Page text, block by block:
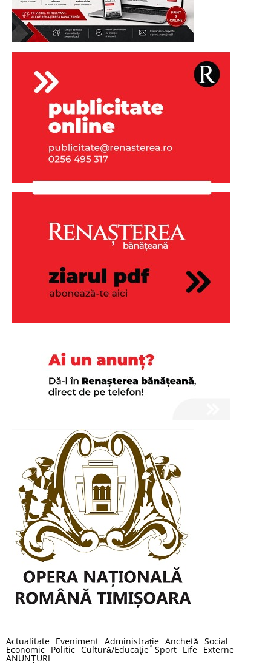
Actualitate Eveniment Administraţie Anchetă Social
Economic Politic Cultură/Educaţie Sport Life Externe
ANUNȚURI